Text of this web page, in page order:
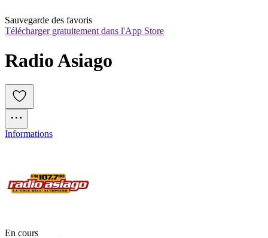
Sauvegarde des favoris
Télécharger gratuitement dans l'App Store
Radio Asiago
Informations
En cours